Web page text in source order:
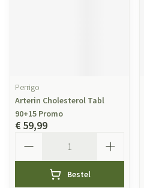
Perrigo
Arterin Cholesterol Tabl
90+15 Promo
€ 59,99
Bestel